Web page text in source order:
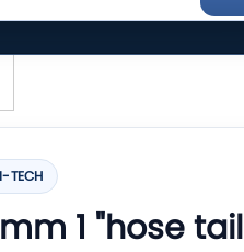
TECH
1 "hose tail